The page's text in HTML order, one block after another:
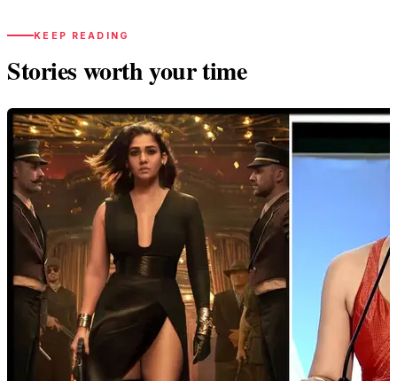
KEEP READING
Stories worth your time